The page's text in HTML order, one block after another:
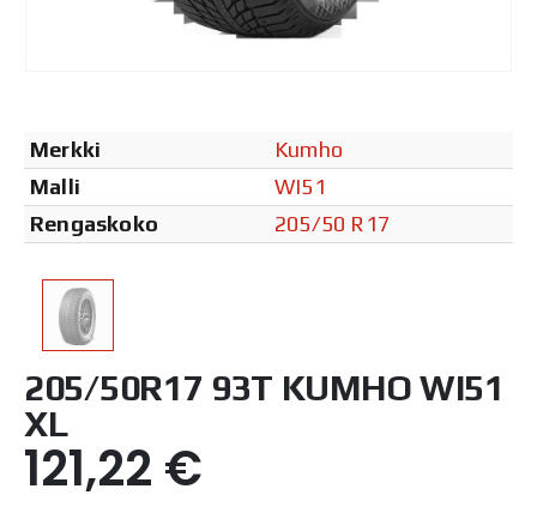
Merkki
Kumho
Malli
WI51
Rengaskoko
205/50 R17
205/50R17 93T KUMHO WI51
XL
121,22 €